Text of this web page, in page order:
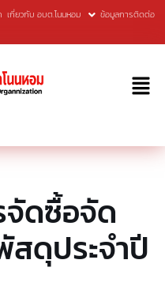
เกี่ยวกับ อบต.โนนหอม ข้อมูลการติดต่อ
จัดซื้อจัด
ดุประจำปี